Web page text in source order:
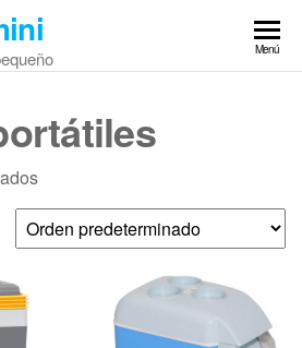
Menú